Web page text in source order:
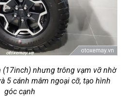
nhưng trông vạm vỡ nhờ
5 cánh mâm ngoại cỡ, tạo hình
góc cạnh